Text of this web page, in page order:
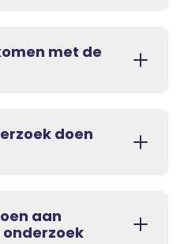
met de
doen
aan